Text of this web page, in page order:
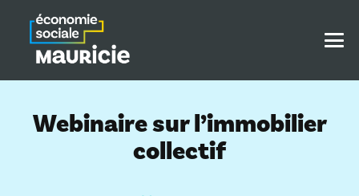
Webinaire sur l’immobilier
collectif